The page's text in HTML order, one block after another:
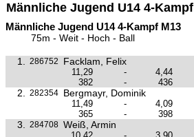
Männliche Jugend U14 4-Kampf
Männliche Jugend U14 4-Kampf M13
75m - Weit - Hoch - Ball
1. 286752 Facklam, Felix
11,29 - 4,44
382
- 436
2. 282354 Bergmayr, Dominik
11,49 - 4,09
365
- 398
3. 284708 Weiß, Armin